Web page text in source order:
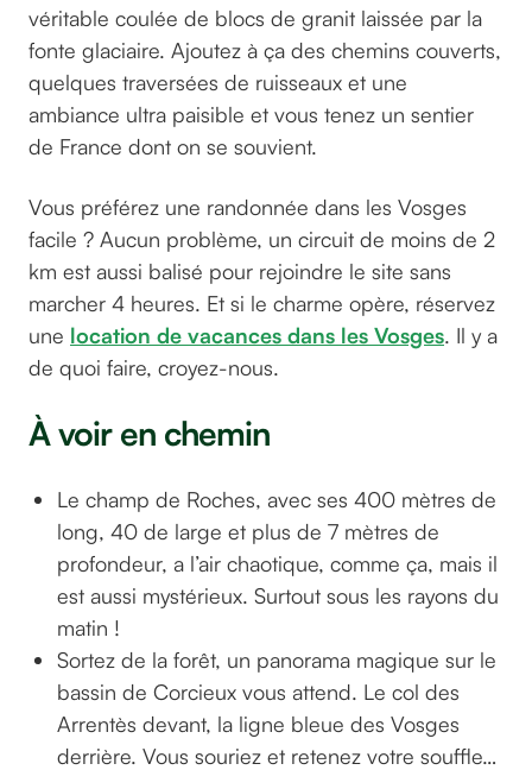
véritable coulée de blocs de granit laissée par la
fonte glaciaire. Ajoutez à ça des chemins couverts,
quelques traversées de ruisseaux et une
ambiance ultra paisible et vous tenez un sentier
de France dont on se souvient.
Vous préférez une randonnée dans les Vosges
facile ? Aucun problème, un circuit de moins de 2
km est aussi balisé pour rejoindre le site sans
marcher 4 heures. Et si le charme opère, réservez
une location de vacances dans les Vosges. Il y a
de quoi faire, croyez-nous.
À voir en chemin
Le champ de Roches, avec ses 400 mètres de
long, 40 de large et plus de 7 mètres de
profondeur, a l’air chaotique, comme ça, mais il
est aussi mystérieux. Surtout sous les rayons du
matin !
Sortez de la forêt, un panorama magique sur le
bassin de Corcieux vous attend. Le col des
Arrentès devant, la ligne bleue des Vosges
derrière. Vous souriez et retenez votre souffle…